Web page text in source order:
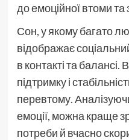
до емоційної втоми та
Сон, у якому багато
відображає
в контакті та балансі.
підтримку і
перевтому.
емоції, можна краще
потреби й вчасно